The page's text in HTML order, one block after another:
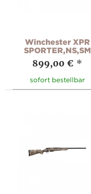
Winchester XPR
SPORTER,NS,SM
899,00 € *
sofort bestellbar